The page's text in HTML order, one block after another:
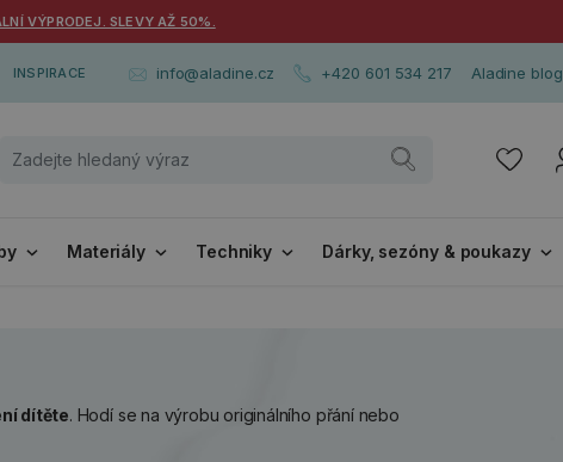
VÝPRODEJ. SLEVY AŽ 50%.
INSPIRACE info@aladine.cz +420 601 534 217 Aladine blog
Materiály Techniky Dárky, sezóny & poukazy
dítěte. Hodí se na výrobu originálního přání nebo